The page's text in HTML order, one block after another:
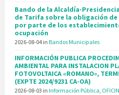
Bando de la Alcaldía-
de Tarifa sobre la obligación
por parte de los
ocupación
2026-08-04 in Bandos Municipales
INFORMACIÓN PUBLICA
AMBIENTAL PARA INSTALACION
FOTOVOLTAICA «ROMANO»,
(EXPTE 2024/9231 CA-OA)
2026-08-03 in Información Pública,